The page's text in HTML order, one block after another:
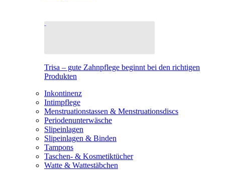
Trisa – gute Zahnpflege beginnt bei den richtigen
Produkten
Inkontinenz
Intimpflege
Menstruationstassen & Menstruationsdiscs
Periodenunterwäsche
Slipeinlagen
Slipeinlagen & Binden
Tampons
Taschen- & Kosmetiktücher
Watte & Wattestäbchen